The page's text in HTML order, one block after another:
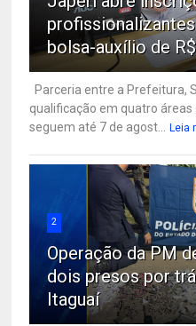
bolsa-auxílio de
Parceria entre a Prefeitura,
qualificação em quatro
seguem até 7 de agost... Leia
2
Operação da PM
dois presos por
Itaguaí